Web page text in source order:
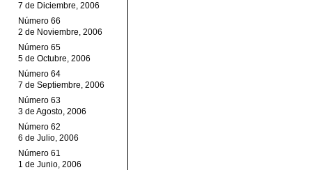
7 de Diciembre, 2006
Número 66
2 de Noviembre, 2006
Número 65
5 de Octubre, 2006
Número 64
7 de Septiembre, 2006
Número 63
3 de Agosto, 2006
Número 62
6 de Julio, 2006
Número 61
1 de Junio, 2006